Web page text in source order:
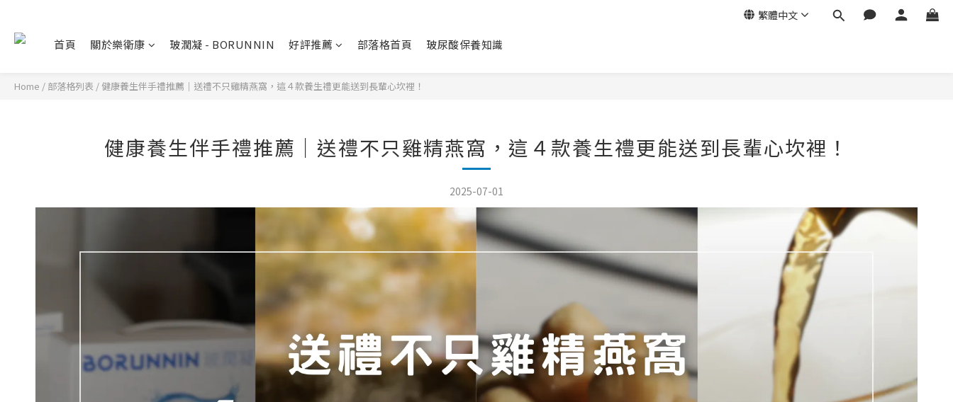
繁體中文
首頁 關於樂衛康 玻潤凝 - BORUNNIN 好評推薦 部落格首頁 玻尿酸保養知識
Home / 部落格列表 /健康養生伴手禮推薦｜送禮不只雞精燕窩，這４款養生禮更能送到長輩心坎裡！
健康養生伴手禮推薦｜送禮不只雞精燕窩，這４款養生禮更能送到長輩心坎裡！
2025-07-01